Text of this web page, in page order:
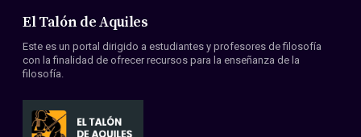
Miembros
Convenios
El Talón de Aquiles
Este es un portal dirigido a estudiantes y profesores de filosofía
con la finalidad de ofrecer recursos para la enseñanza de la
filosofía.